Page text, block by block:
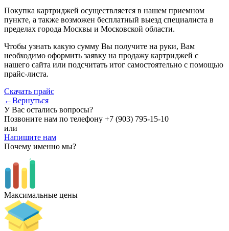
Покупка картриджей осуществляется в нашем приемном
пункте, а также возможен бесплатный выезд специалиста в
пределах города Москвы и Московской области.
Чтобы узнать какую сумму Вы получите на руки, Вам
необходимо оформить заявку на продажу картриджей с
нашего сайта или подсчитать итог самостоятельно с помощью
прайс-листа.
Скачать прайс
←Вернуться
У Вас остались вопросы?
Позвоните нам по телефону +7 (903) 795-15-10
или
Напишите нам
Почему именно мы?
Максимальные цены